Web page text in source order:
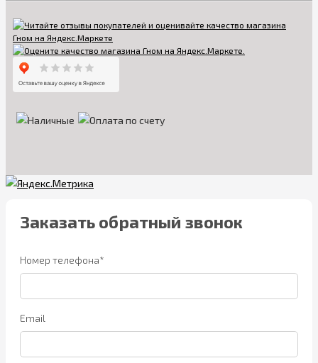
Заказать обратный звонок
Номер телефона*
Email